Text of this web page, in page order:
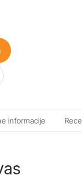
informacije